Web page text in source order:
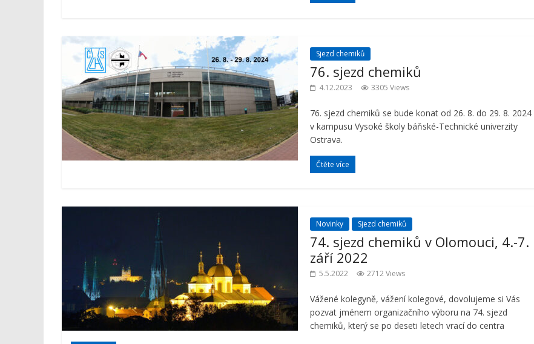
Sjezd chemiků
76. sjezd chemiků
4.12.2023 3305 Views
76. sjezd chemiků se bude konat od 26. 8. do 29. 8. 2024
v kampusu Vysoké školy báňské-Technické univerzity
Ostrava.
Čtěte více
Novinky Sjezd chemiků
74. sjezd chemiků v Olomouci, 4.-7.
září 2022
5.5.2022 2712 Views
Vážené kolegyně, vážení kolegové, dovolujeme si Vás
pozvat jménem organizačního výboru na 74. sjezd
chemiků, který se po deseti letech vrací do centra